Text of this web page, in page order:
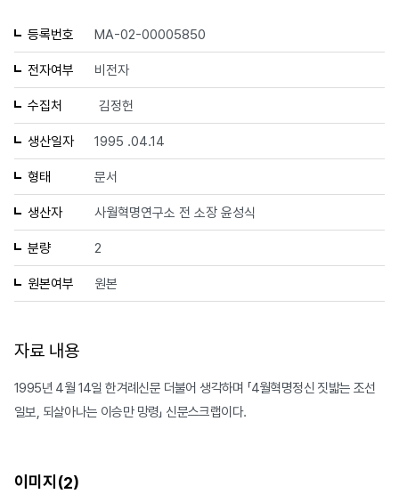
등록번호 MA-02-00005850
전자여부 비전자
수집처 김정헌
생산일자 1995 .04.14
형태 문서
생산자 사월혁명연구소 전 소장 윤성식
분량 2
원본여부 원본
자료 내용
1995년 4월 14일 한겨례신문 더불어 생각하며 「4월혁명정신 짓밟는 조선
일보, 되살아나는 이승만 망령」 신문스크랩이다.
이미지(2)